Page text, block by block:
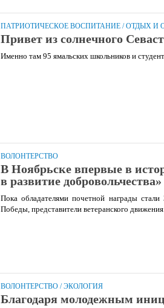
ПАТРИОТИЧЕСКОЕ ВОСПИТАНИЕ /ОТДЫХ И
Привет из солнечного
Именно там 95 ямальских школьников и
ВОЛОНТЕРСТВО
В Ноябрьске впервые в
в развитие добровольчества»
Пока обладателями почетной награды
Победы, представители ветеранского
ВОЛОНТЕРСТВО /ЭКОЛОГИЯ
Благодаря молодежным